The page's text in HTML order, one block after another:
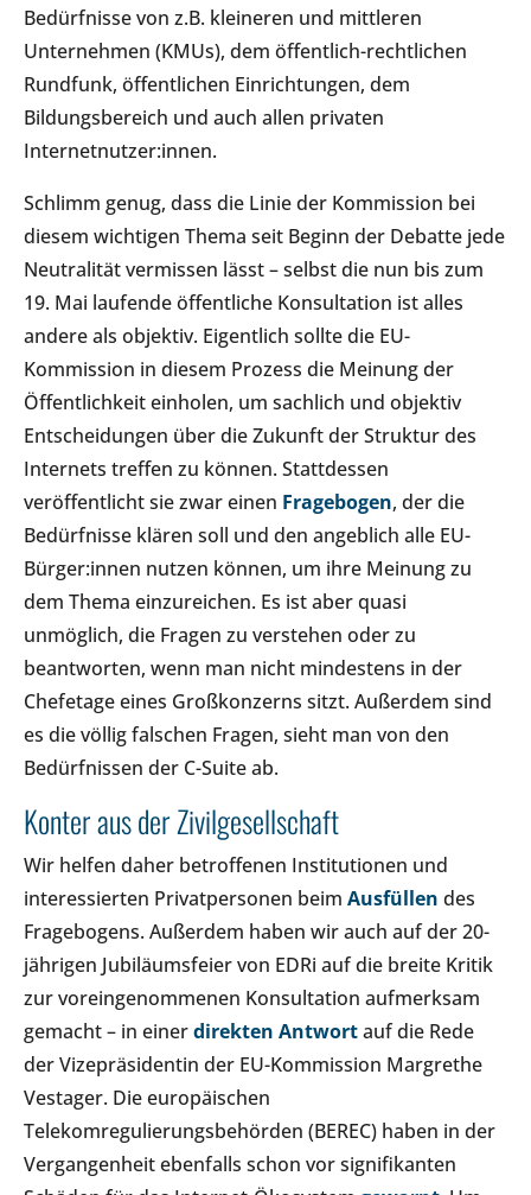
Bedürfnisse von z.B. kleineren und mittleren
Unternehmen (KMUs), dem öffentlich-rechtlichen
Rundfunk, öffentlichen Einrichtungen, dem
Bildungsbereich und auch allen privaten
Internetnutzer:innen.
Schlimm genug, dass die Linie der Kommission bei
diesem wichtigen Thema seit Beginn der Debatte jede
Neutralität vermissen lässt – selbst die nun bis zum
19. Mai laufende öffentliche Konsultation ist alles
andere als objektiv. Eigentlich sollte die EU-
Kommission in diesem Prozess die Meinung der
Öffentlichkeit einholen, um sachlich und objektiv
Entscheidungen über die Zukunft der Struktur des
Internets treffen zu können. Stattdessen
veröffentlicht sie zwar einen Fragebogen, der die
Bedürfnisse klären soll und den angeblich alle EU-
Bürger:innen nutzen können, um ihre Meinung zu
dem Thema einzureichen. Es ist aber quasi
unmöglich, die Fragen zu verstehen oder zu
beantworten, wenn man nicht mindestens in der
Chefetage eines Großkonzerns sitzt. Außerdem sind
es die völlig falschen Fragen, sieht man von den
Bedürfnissen der C-Suite ab.
Konter aus der Zivilgesellschaft
Wir helfen daher betroffenen Institutionen und
interessierten Privatpersonen beim Ausfüllen des
Fragebogens. Außerdem haben wir auch auf der 20-
jährigen Jubiläumsfeier von EDRi auf die breite Kritik
zur voreingenommenen Konsultation aufmerksam
gemacht – in einerdirekten Antwortauf die Rede
der Vizepräsidentin der EU-Kommission Margrethe
Vestager. Die europäischen
Telekomregulierungsbehörden (BEREC) haben in der
Vergangenheit ebenfalls schon vor signifikanten